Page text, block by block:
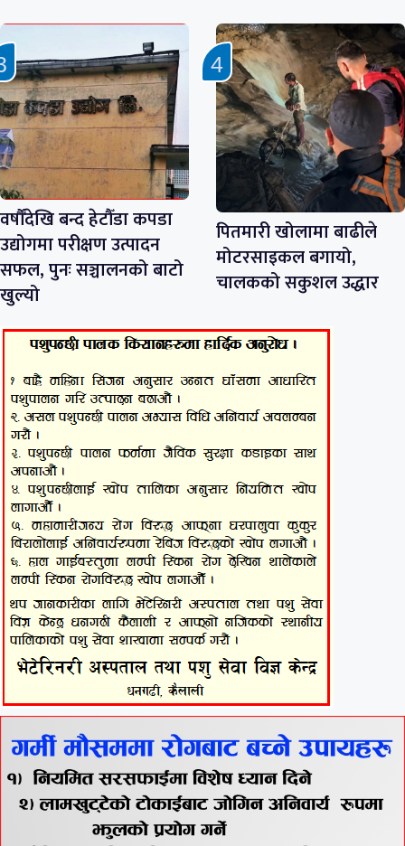
वर्षौँदेखि बन्द हेटौँडा कपडा
उद्योगमा परीक्षण उत्पादन
सफल, पुनः सञ्चालनको बाटो
खुल्यो
पितमारी खोलामा बाढीले
मोटरसाइकल बगायो,
चालकको सकुशल उद्धार